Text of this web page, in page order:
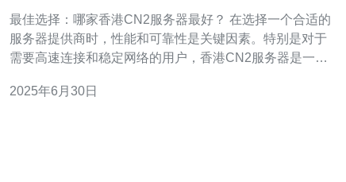
最佳选择：哪家香港CN2服务器最好？ 在选择一个合适的
服务器提供商时，性能和可靠性是关键因素。特别是对于
需要高速连接和稳定网络的用户，香港CN2服务器是一个
好的选择。 首先，让我们比较几家知名的香港CN2服务器
2025年6月30日